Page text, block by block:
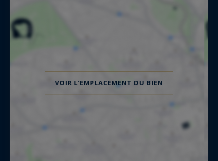
VOIR L'EMPLACEMENT DU BIEN